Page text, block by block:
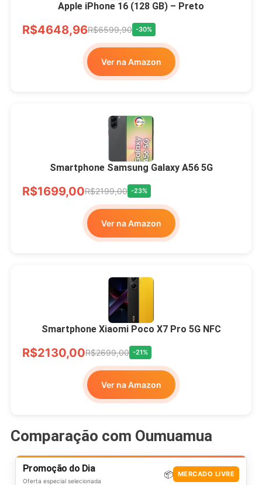
Apple iPhone 16 (128 GB) – Preto
R$4648,96R$6599,90 -30%
Ver na Amazon
Smartphone Samsung Galaxy A56 5G
R$1699,00R$2199,00 -23%
Ver na Amazon
Smartphone Xiaomi Poco X7 Pro 5G NFC
R$2130,00R$2699,00 -21%
Ver na Amazon
Comparação com Oumuamua
Promoção do Dia
Oferta especial selecionada
📦 MERCADO LIVRE